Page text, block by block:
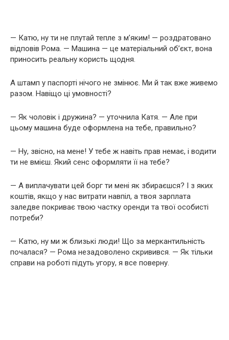
— Катю, ну ти не плутай тепле з м’яким! — роздратовано
відповів Рома. — Машина — це матеріальний об’єкт, вона
приносить реальну користь щодня.
А штамп у паспорті нічого не змінює. Ми й так вже живемо
разом. Навіщо ці умовності?
— Як чоловік і дружина? — уточнила Катя. — Але при
цьому машина буде оформлена на тебе, правильно?
— Ну, звісно, на мене! У тебе ж навіть прав немає, і водити
ти не вмієш. Який сенс оформляти її на тебе?
— А виплачувати цей борг ти мені як збираєшся? І з яких
коштів, якщо у нас витрати навпіл, а твоя зарплата
заледве покриває твою частку оренди та твої особисті
потреби?
— Катю, ну ми ж близькі люди! Що за меркантильність
почалася? — Рома незадоволено скривився. — Як тільки
справи на роботі підуть угору, я все поверну.